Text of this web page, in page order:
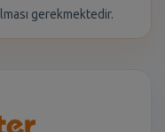
gerekmektedir.